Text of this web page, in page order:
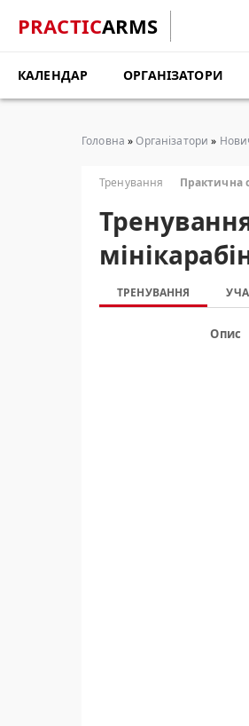
PRACTICARMS
КАЛЕНДАР ОРГАНІЗАТОРИ
Головна »Організатори »
Тренування Практична
ТРЕНУВАННЯ
Опис